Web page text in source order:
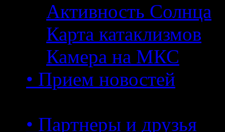
Активность Солнца
Карта катаклизмов
Камера на МКС
• Прием новостей
• Партнеры и друзья